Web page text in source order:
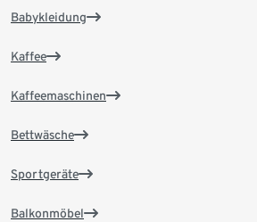
Babykleidung
Kaffee
Kaffeemaschinen
Bettwäsche
Sportgeräte
Balkonmöbel